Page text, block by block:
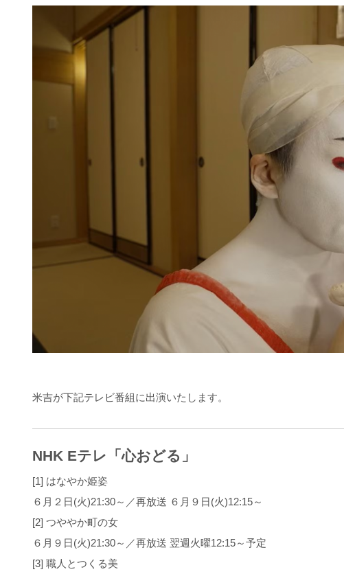
米吉が下記テレビ番組に出演いたします。
NHK Eテレ「心おどる」
[1] はなやか姫姿
６月２日(火)21:30～／再放送 ６月９日(火)12:15～
[2] つややか町の女
６月９日(火)21:30～／再放送 翌週火曜12:15～予定
[3] 職人とつくる美